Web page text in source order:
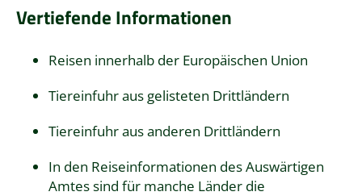
Vertiefende Informationen
Reisen innerhalb der Europäischen Union
Tiereinfuhr aus gelisteten Drittländern
Tiereinfuhr aus anderen Drittländern
In den Reiseinformationen des Auswärtigen
Amtessind für manche Länder die